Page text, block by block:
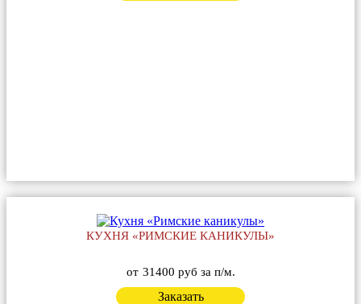
КУХНЯ «РИМСКИЕ КАНИКУЛЫ»
от 31400 руб за п/м.
Заказать